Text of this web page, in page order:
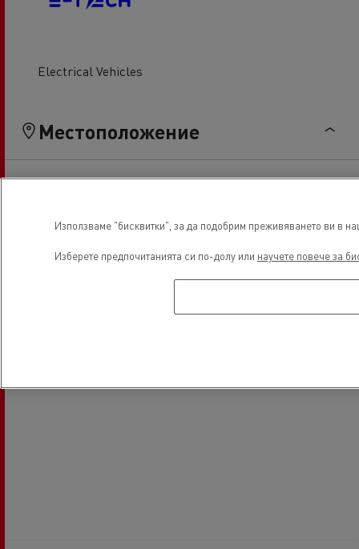
Electrical Vehicles
Местоположение
Използваме "бисквитки", за да подобрим преживяването ви в
Изберете предпочитанията си по-долу или научете повече за